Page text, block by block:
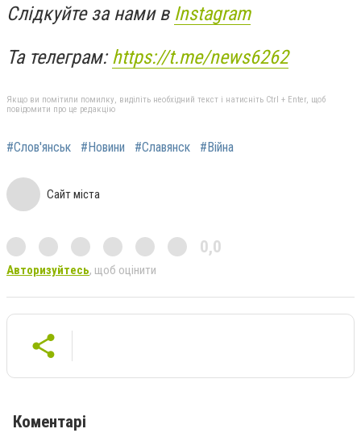
Слідкуйте за нами в Instagram
Та телеграм:https://t.me/news6262
Якщо ви помітили помилку, виділіть необхідний текст і натисніть Ctrl + Enter, щоб
повідомити про це редакцію
#Слов'янськ #Новини #Славянск #Війна
Сайт міста
0,0
Авторизуйтесь, щоб оцінити
Коментарі